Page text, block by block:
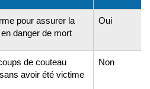
pour assurer la
danger de mort
Oui
de couteau
avoir été victime
Non